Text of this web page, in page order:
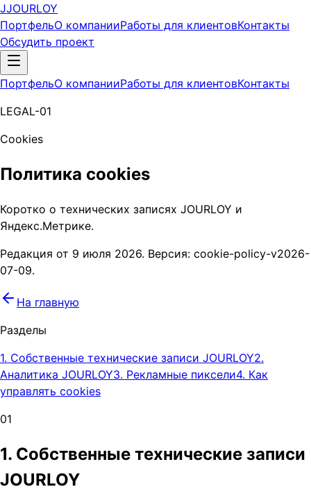
JJOURLOY
ПортфельО компанииРаботы для клиентовКонтакты
Обсудить проект
ПортфельО компанииРаботы для клиентовКонтакты
LEGAL-01
Cookies
Политика cookies
Коротко о технических записях JOURLOY и
Яндекс.Метрике.
Редакция от 9 июля 2026. Версия: cookie-policy-v2026-
07-09.
На главную
Разделы
1. Собственные технические записи JOURLOY2.
Аналитика JOURLOY3. Рекламные пиксели4. Как
управлять cookies
01
1. Собственные технические записи
JOURLOY